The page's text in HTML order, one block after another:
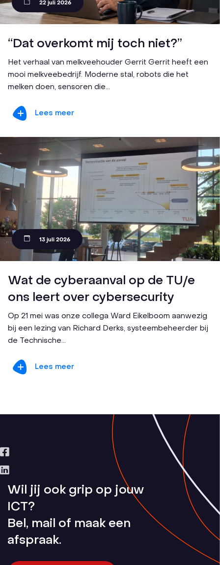
22 juli 2026
“Dat overkomt mij toch niet?”
Het verhaal van melkveehouder Gerrit Gerrit heeft een
mooi melkveebedrijf. Moderne stal, robots die het
melken doen, sensoren die...
Lees meer
13 juli 2026
Wat de cyberaanval op de TU/e
ons leert over cybersecurity
Op 21 mei was onze collega Ward Eikelboom aanwezig
bij een lezing van Richard Derks, systeembeheerder bij
de Technische...
Lees meer
Wil jij ook grip op jouw
ICT?
Bel, mail of maak een
afspraak.